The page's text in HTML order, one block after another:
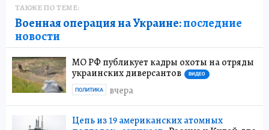
ТАКЖЕ ПО ТЕМЕ:
Военная операция на Украине:последние
новости
МО РФ публикует кадры охоты на отряды
украинских диверсантов
ВИДЕО
вчера
ПОЛИТИКА
Цепь из 19 американских атомных